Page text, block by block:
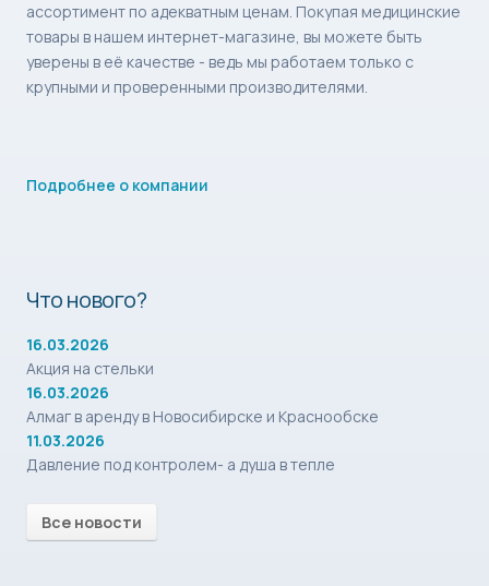
ассортимент по адекватным ценам. Покупая медицинские
товары в нашем интернет-магазине, вы можете быть
уверены в её качестве - ведь мы работаем только с
крупными и проверенными производителями.
Подробнее о компании
Что нового?
16.03.2026
Акция на стельки
16.03.2026
Алмаг в аренду в Новосибирске и Краснообске
11.03.2026
Давление под контролем- а душа в тепле
Все новости